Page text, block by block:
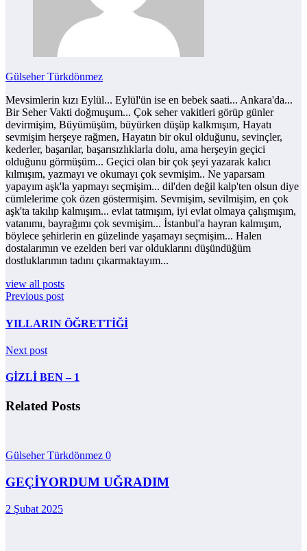
Gülseher Türkdönmez
Mevsimlerin kızı Eylül... Eylül'ün ise en bebek saati... Ankara'da...
Bir Seher Vakti doğmuşum... Çok seher vakitleri görüp günler
devirmişim, Büyümüşüm, büyürken düşüp kalkmışım, Hayatı
sevmişim herşeye rağmen, Hayatın bir okul olduğunu, sevinçler,
kederler, başarılar, başarısızlıklarla dolu, ama herşeyin geçici
olduğunu görmüşüm... Geçici olan bir çok şeyi yazarak kalıcı
kılmışım, yazmayı ve okumayı çok sevmişim.. Ne yaparsam
yapayım aşk'la yapmayı seçmişim... dil'den değil kalp'ten olsun diye
cümlelerime çok özen göstermişim. Sevmişim, sevilmişim, en çok
aşk'ta takılıp kalmışım... evlat tatmışım, iyi evlat olmaya çalışmışım,
vatanımı, bayrağımı çok sevmişim... İstanbul'a hayran kalmışım,
böylece şehirlerin en güzelinde yaşamayı seçmişim... Halen
dostalarımın ve ezelden beri var olduklarını düşündüğüm
dostluklarımın tadını çıkarmaktayım...
view all posts
Previous post
YILLARIN ÖĞRETTİĞİ
Next post
GİZLİ BEN – 1
Related Posts
Gülseher Türkdönmez 0
GEÇİYORDUM UĞRADIM
2 Şubat 2025